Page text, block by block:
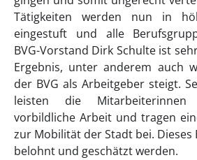
Tätigkeiten werden nun in
eingestuft und alle
BVG-Vorstand Dirk Schulte ist
Ergebnis, unter anderem auch
der BVG als Arbeitgeber steigt.
leisten die
vorbildliche Arbeit und tragen
zur Mobilität der Stadt bei. Dieses
belohnt und geschätzt werden.